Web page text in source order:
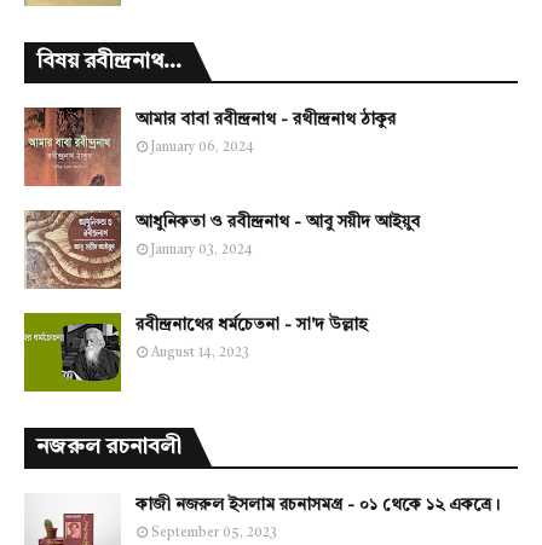
বিষয় রবীন্দ্রনাথ...
আমার বাবা রবীন্দ্রনাথ - রথীন্দ্রনাথ ঠাকুর
January 06, 2024
আধুনিকতা ও রবীন্দ্রনাথ - আবু সয়ীদ আইয়ুব
January 03, 2024
রবীন্দ্রনাথের ধর্মচেতনা - সা'দ উল্লাহ
August 14, 2023
নজরুল রচনাবলী
কাজী নজরুল ইসলাম রচনাসমগ্র - ০১ থেকে ১২ একত্রে।
September 05, 2023